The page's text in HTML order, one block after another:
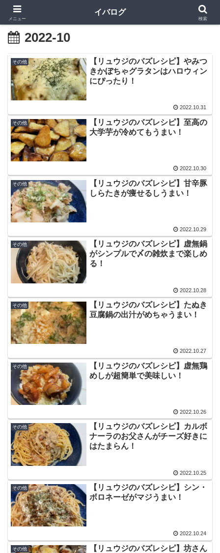
2022-10
その他
【リュウジのバズレシピ】やみつ
きかぼちゃグラタンはハロウィン
にぴったり！
2022.10.31
その他
【リュウジのバズレシピ】至高の
大学芋が冷めてもうまい！
2022.10.30
その他
【リュウジのバズレシピ】甘辛豚
しらたきが痩せるしうまい！
2022.10.29
その他
【リュウジのバズレシピ】虚無鍋
がシンプルで〆の雑炊まで楽しめ
る！
2022.10.28
その他
【リュウジのバズレシピ】たぬき
豆腐鍋の出汁がめちゃうまい！
2022.10.27
その他
【リュウジのバズレシピ】虚無鶏
めしが超簡単で美味しい！
2022.10.26
その他
【リュウジのバズレシピ】カルボ
ナーラのお父さんがチーズ好きに
はたまらん！
2022.10.25
その他
【リュウジのバズレシピ】シン・
ボロネーゼがマジうまい！
2022.10.24
その他
【リュウジのバズレシピ】坊さん
メニュー
イバログ
検索